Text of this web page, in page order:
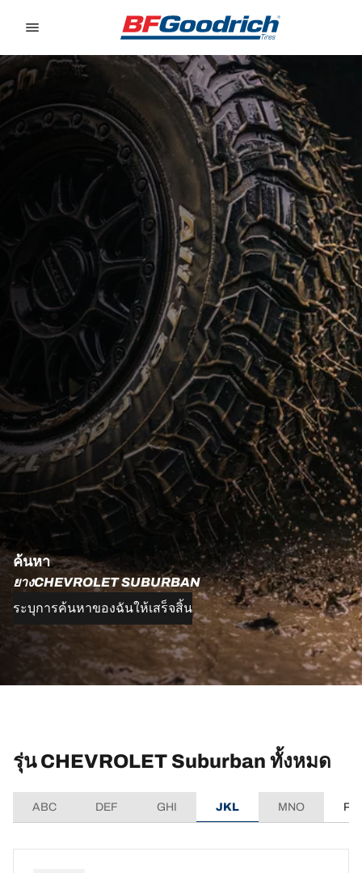
ค้นหา
ยางCHEVROLET SUBURBAN
ระบุการค้นหาของฉันให้เสร็จสิ้น
รุ่น CHEVROLET Suburban ทั้งหมด
ABC DEF GHI JKL MNO